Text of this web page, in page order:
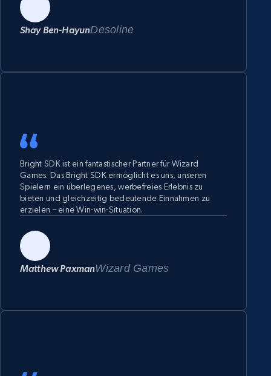
und des nachgewiesenen Erfolgs bei der
Umsatzsteigerung bei gleichbleibender
Nutzerzufriedenheit.
Shay Ben-HayunDesoline
Bright SDK ist ein fantastischer Partner für Wizard
Games. Das Bright SDK ermöglicht es uns, unseren
Spielern ein überlegenes, werbefreies Erlebnis zu
bieten und gleichzeitig bedeutende Einnahmen zu
erzielen – eine Win-win-Situation.
Matthew PaxmanWizard Games